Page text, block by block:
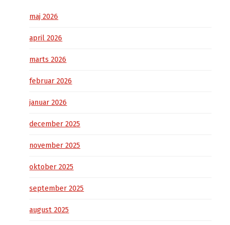
maj 2026
april 2026
marts 2026
februar 2026
januar 2026
december 2025
november 2025
oktober 2025
september 2025
august 2025